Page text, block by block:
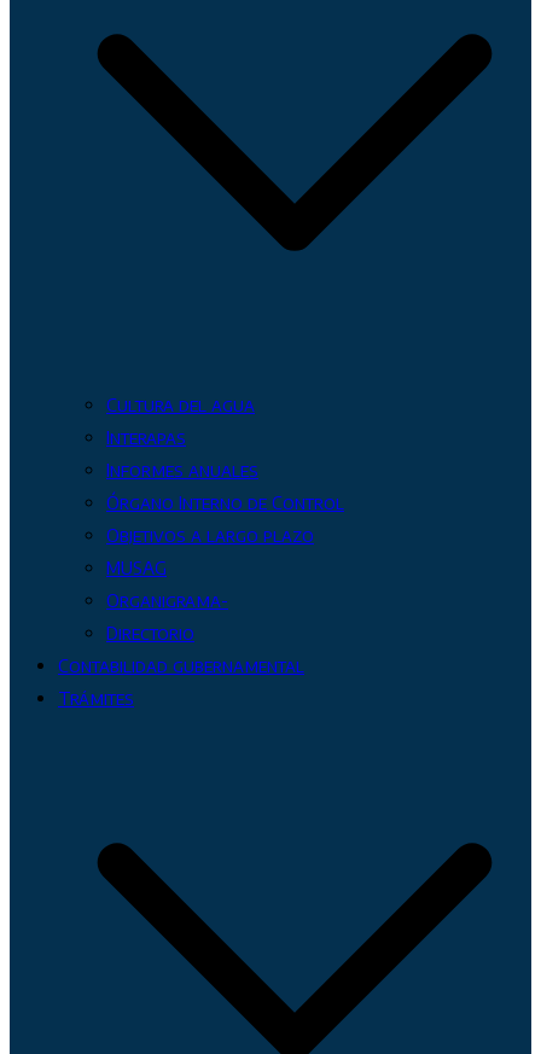
Cultura del agua
Interapas
Informes anuales
Órgano Interno de Control
Objetivos a largo plazo
MUSAG
Organigrama-
Directorio
Contabilidad gubernamental
Trámites